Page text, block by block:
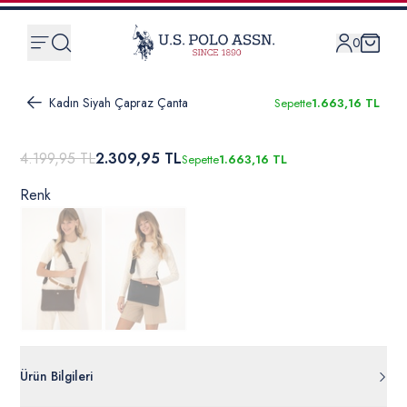
0
Kadın Siyah Çapraz Çanta Sepette1.663,16 TL
4.199,95 TL2.309,95 TLSepette1.663,16 TL
Renk
Ürün Bilgileri